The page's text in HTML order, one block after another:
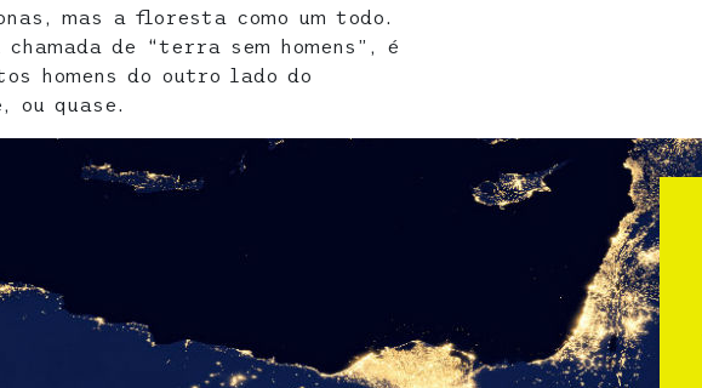
mas a floresta como um todo.
de “terra sem homens”, é
homens do outro lado do
ou quase.